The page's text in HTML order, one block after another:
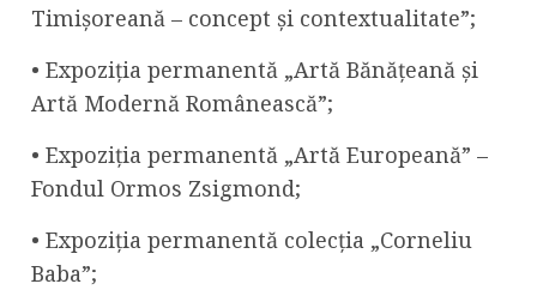
Timișoreană – concept și contextualitate”;
• Expoziția permanentă „Artă Bănățeană și
Artă Modernă Românească”;
• Expoziția permanentă „Artă Europeană” –
Fondul Ormos Zsigmond;
• Expoziția permanentă colecția „Corneliu
Baba”;